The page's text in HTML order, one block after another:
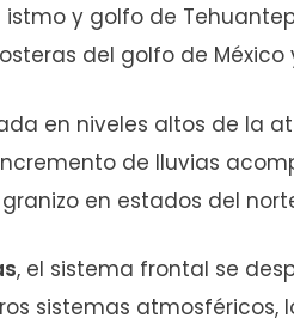
y golfo de
del golfo de
en niveles altos de la
de lluvias
en estados del
, el sistema frontal se
sistemas